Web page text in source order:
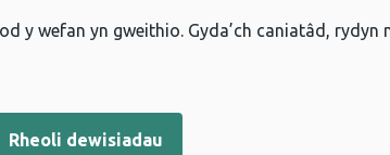
y wefan yn gweithio. Gyda’ch caniatâd,
Rheoli dewisiadau